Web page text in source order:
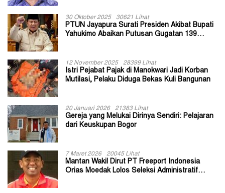
30 Oktober 2025 30621 Lihat
PTUN Jayapura Surati Presiden Akibat Bupati
Yahukimo Abaikan Putusan Gugatan 139
12 November 2025 28399 Lihat
Istri Pejabat Pajak di Manokwari Jadi Korban
Mutilasi, Pelaku Diduga Bekas Kuli Bangunan
20 Januari 2026 21383 Lihat
Gereja yang Melukai Dirinya Sendiri: Pelajaran
dari Keuskupan Bogor
7 Maret 2026 20045 Lihat
Mantan Wakil Dirut PT Freeport Indonesia
Orias Moedak Lolos Seleksi Administratif